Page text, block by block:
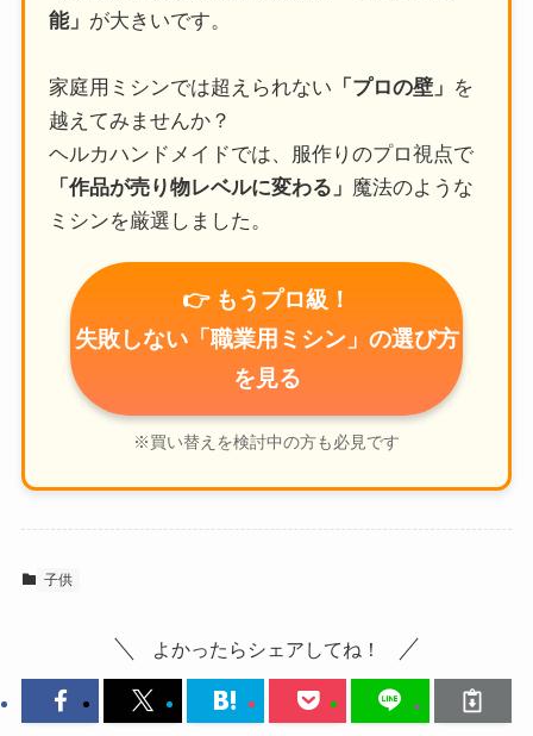
能」 が大きいです。
家庭用ミシンでは超えられない 「プロの壁」 を
越えてみませんか？
ヘルカハンドメイドでは、服作りのプロ視点で
「作品が売り物レベルに変わる」 魔法のような
ミシンを厳選しました。
👉 もうプロ級！
失敗しない「職業用ミシン」の選び方
を見る
※買い替えを検討中の方も必見です
子供
よかったらシェアしてね！